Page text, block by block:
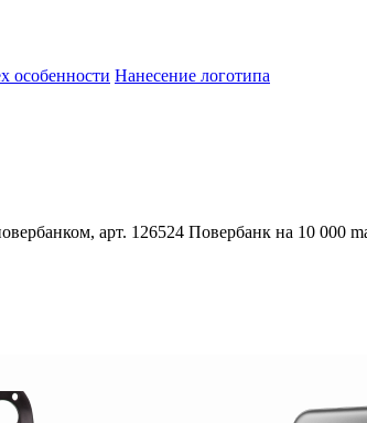
особенности Нанесение логотипа
арт. 126524 Повербанк на 10 000